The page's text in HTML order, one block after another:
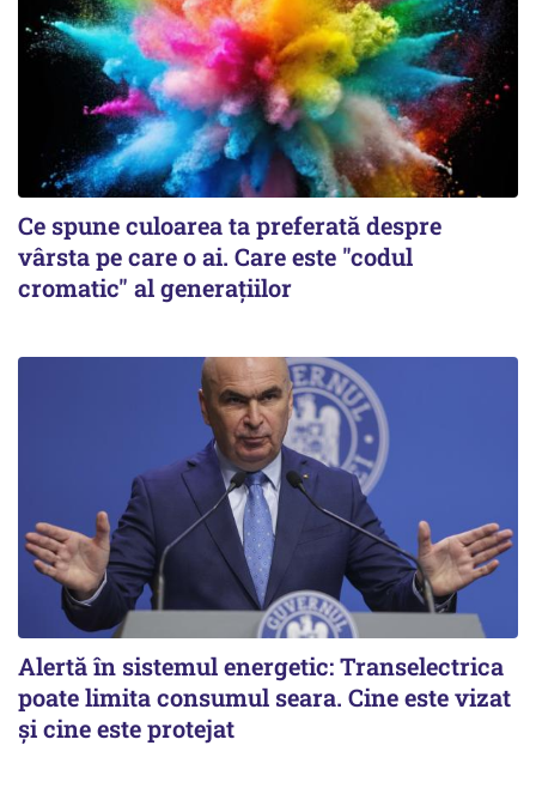
Ce spune culoarea ta preferată despre
vârsta pe care o ai. Care este "codul
cromatic" al generațiilor
Alertă în sistemul energetic: Transelectrica
poate limita consumul seara. Cine este vizat
și cine este protejat